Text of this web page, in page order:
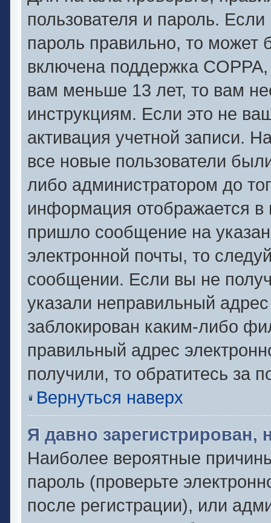
пользователя и пароль.
пароль правильно, то может
включена поддержка
вам меньше 13 лет, то вам
инструкциям. Если это не
активация учетной записи.
все новые пользователи
либо администратором до
информация отображается в
пришло сообщение на
электронной почты, то
сообщении. Если вы не
указали неправильный
заблокирован каким-либо
правильный адрес
получили, то обратитесь
Вернуться наверх
Я давно зарегистрирован,
Наиболее вероятные
пароль (проверьте
после регистрации), или